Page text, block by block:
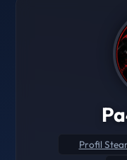
Profil